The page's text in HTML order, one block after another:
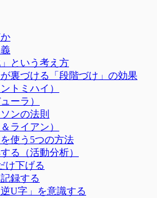
という考え方
裏づける「段階づけ」の効果
トミハイ）
ーラ）
ンの法則
ライアン）
使う5つの方法
る（活動分析）
け下げる
録する
U字」を意識する